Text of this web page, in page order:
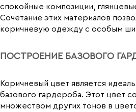
спокойные композиции,
Сочетание этих материалов
коричневую одежду с особым
ПОСТРОЕНИЕ БАЗОВОГО
Коричневый цвет является
базового гардероба. Этот цвет
множеством других тонов в